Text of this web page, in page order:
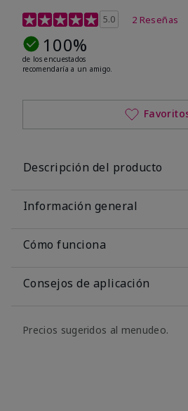
Calificación de clientes de 5 de 5
5.0 2 Reseñas
100%
de los encuestados
recomendaría a un amigo.
Descripción del producto
Información general
Cómo funciona
Consejos de aplicación
Precios sugeridos al menudeo.